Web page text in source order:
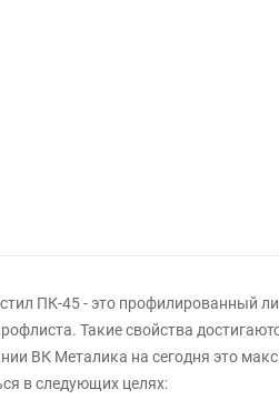
ПК-45 - это профилированный
Такие свойства
ВК Металика на сегодня это
в следующих целях: